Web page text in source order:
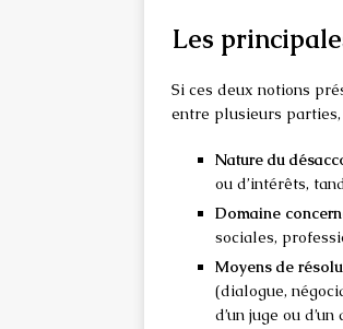
Les
Si ces deux notions
entre plusieurs
Nature du
ou d’intérêts,
Domaine
sociales,
Moyens de
(dialogue,
d’un juge ou